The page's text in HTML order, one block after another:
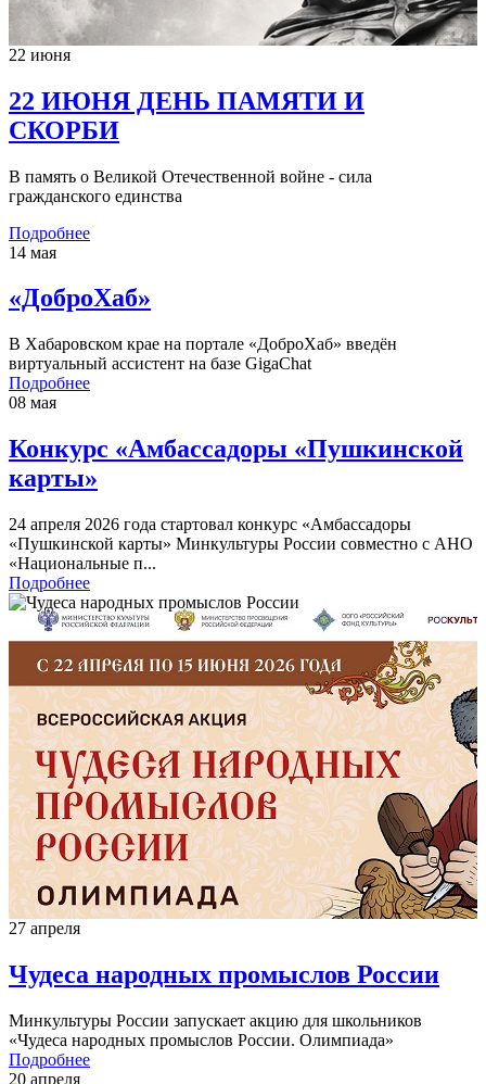
22 июня
22 ИЮНЯ ДЕНЬ ПАМЯТИ И
СКОРБИ
В память о Великой Отечественной войне - сила
гражданского единства
Подробнее
14 мая
«ДоброХаб»
В Хабаровском крае на портале «ДоброХаб» введён
виртуальный ассистент на базе GigaChat
Подробнее
08 мая
Конкурс «Амбассадоры «Пушкинской
карты»
24 апреля 2026 года стартовал конкурс «Амбассадоры
«Пушкинской карты» Минкультуры России совместно с АНО
«Национальные п...
Подробнее
27 апреля
Чудеса народных промыслов России
Минкультуры России запускает акцию для школьников
«Чудеса народных промыслов России. Олимпиада»
Подробнее
20 апреля